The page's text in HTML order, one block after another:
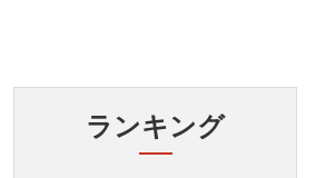
ランキング